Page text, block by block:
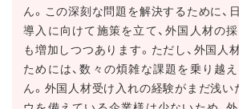
ん。この深刻な問題を解決するために、
導入に向けて施策を立て、外国人材の
も増加しつつあります。ただし、外国人
ためには、数々の煩雑な課題を乗り越
ん。外国人材受け入れの経験がまだ浅い